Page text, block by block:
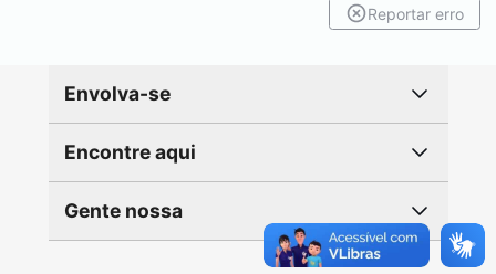
Reportar erro
Envolva-se
Encontre aqui
Gente nossa